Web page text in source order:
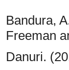
Bandura,
Freeman
Danuri.